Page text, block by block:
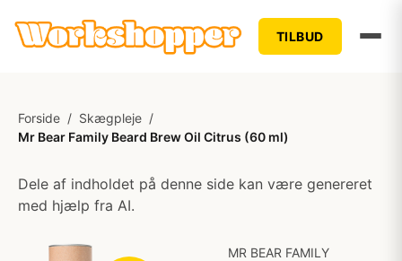
TILBUD
Forside / Skægpleje /
Mr Bear Family Beard Brew Oil Citrus (60 ml)
Dele af indholdet på denne side kan være genereret
med hjælp fra AI.
MR BEAR FAMILY